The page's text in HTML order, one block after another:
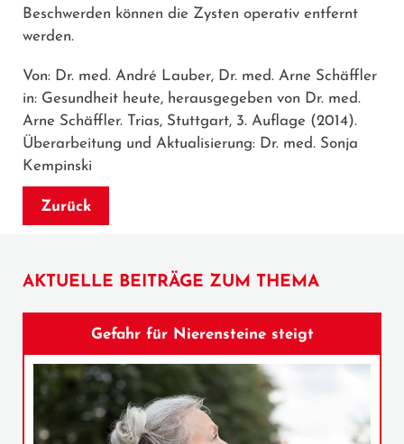
Beschwerden können die Zysten operativ entfernt
werden.
Von: Dr. med. André Lauber, Dr. med. Arne Schäffler
in: Gesundheit heute, herausgegeben von Dr. med.
Arne Schäffler. Trias, Stuttgart, 3. Auflage (2014).
Überarbeitung und Aktualisierung: Dr. med. Sonja
Kempinski
Zurück
AKTUELLE BEITRÄGE ZUM THEMA
Gefahr für Nierensteine steigt